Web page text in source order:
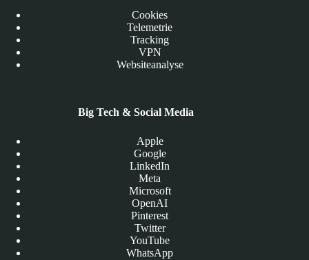
Cookies
Telemetrie
Tracking
VPN
Websiteanalyse
Big Tech & Social Media
Apple
Google
LinkedIn
Meta
Microsoft
OpenAI
Pinterest
Twitter
YouTube
WhatsApp